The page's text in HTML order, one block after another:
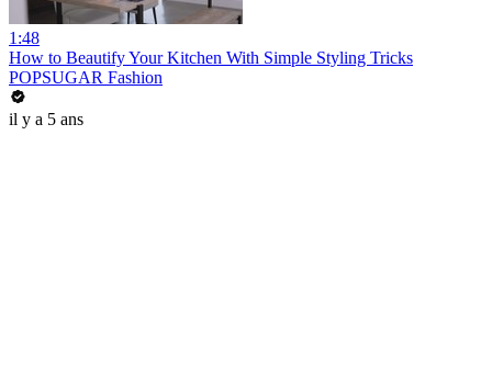
1:48
How to Beautify Your Kitchen With Simple Styling Tricks
POPSUGAR Fashion
il y a 5 ans